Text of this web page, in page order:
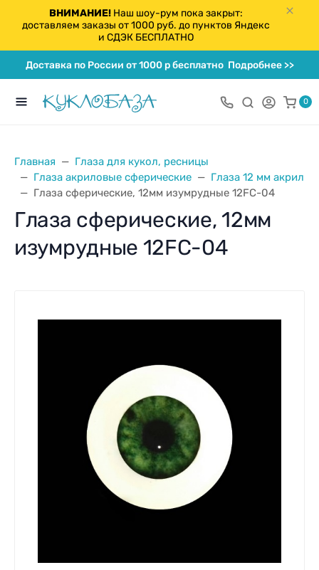
ВНИМАНИЕ!Наш шоу-рум пока закрыт:
доставляем заказы от 1000 руб. до пунктов Яндекс
и СДЭК БЕСПЛАТНО
Доставка по России от 1000 р бесплатноПодробнее >>
0
Главная
Глаза для кукол, ресницы
Глаза акриловые сферические
Глаза 12 мм акрил
Глаза сферические, 12мм изумрудные 12FC-04
Глаза сферические, 12мм
изумрудные 12FC-04